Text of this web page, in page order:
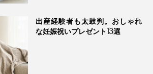
ダーと心落ち着くユーカリのエッセ
を特別にブレンドした、スパでくつ
出産経験者も太鼓判。おしゃれ
な妊娠祝いプレゼント13選